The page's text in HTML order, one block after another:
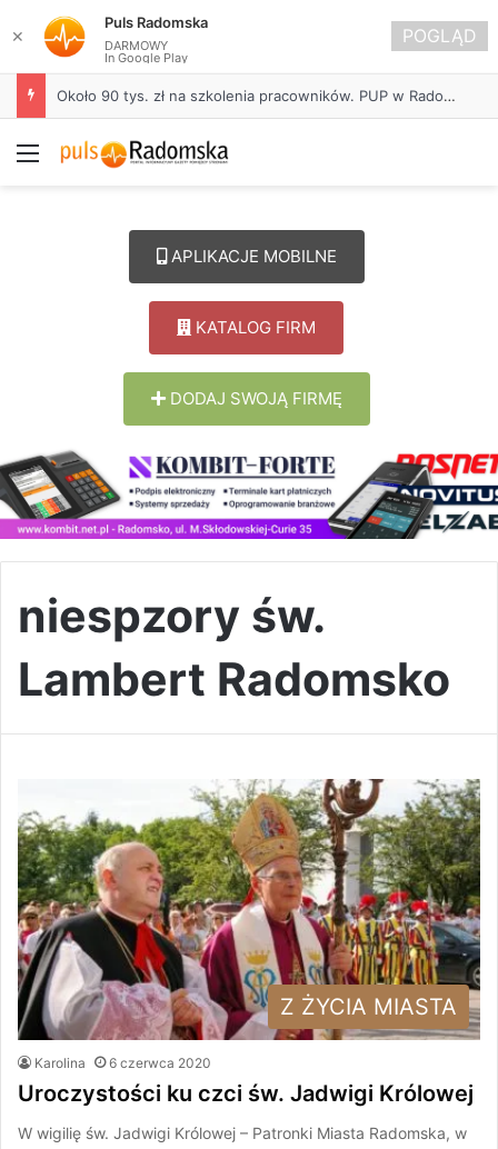
Około 90 tys. zł na szkolenia pracowników. PUP w Radomsku ogłasza nabór wniosków
Menu
APLIKACJE MOBILNE
KATALOG FIRM
DODAJ SWOJĄ FIRMĘ
niespzory św.
Lambert Radomsko
Z ŻYCIA MIASTA
Karolina 6 czerwca 2020
Uroczystości ku czci św. Jadwigi Królowej
W wigilię św. Jadwigi Królowej – Patronki Miasta Radomska, w
✕
Puls Radomska
DARMOWY
In Google Play
POGLĄD